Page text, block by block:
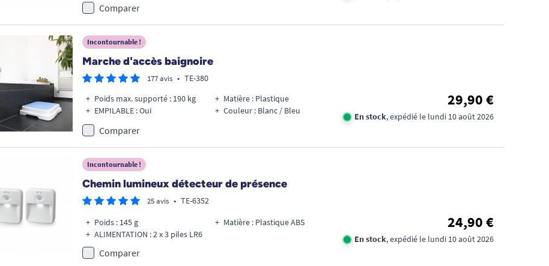
Comparer
Incontournable !
Marche d'accès baignoire
177 avis • TE-380
Poids max. supporté : 190 kg
EMPILABLE : Oui
Matière : Plastique
Couleur : Blanc / Bleu
29,90 €
En stock, expédié le lundi 10 août 2026
Comparer
Incontournable !
Chemin lumineux détecteur de présence
25 avis • TE-6352
Poids : 145 g
ALIMENTATION : 2 x 3 piles LR6
Matière : Plastique ABS 24,90 €
En stock, expédié le lundi 10 août 2026
Comparer